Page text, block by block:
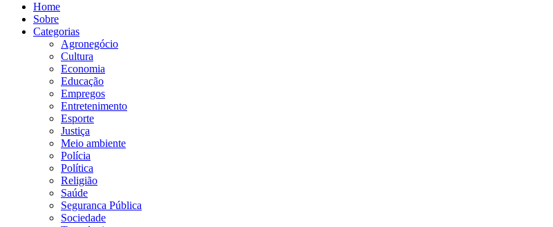
Home
Sobre
Categorias
Agronegócio
Cultura
Economia
Educação
Empregos
Entretenimento
Esporte
Justiça
Meio ambiente
Polícia
Política
Religião
Saúde
Seguranca Pública
Sociedade